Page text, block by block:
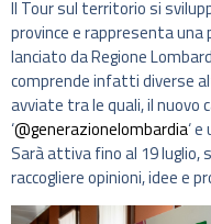
Il Tour sul territorio si
province e rappresenta
lanciato da Regione
comprende infatti diverse
avviate tra le quali, il nuovo
‘@generazionelombardia‘
Sarà attiva fino al 19
raccogliere opinioni, idee e